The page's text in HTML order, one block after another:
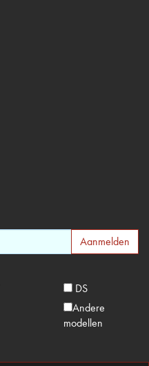
DS
Andere
modellen